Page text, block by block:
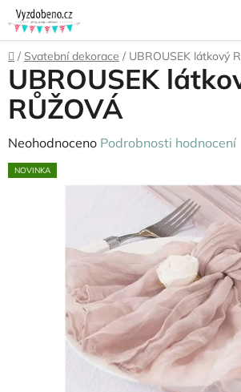
Přejít
na
obsah
Domů
/ Svatební dekorace / UBROUSEK látkový
UBROUSEK
RŮŽOVÁ
Průměrné
hodnocení
hvězdiček.
Neohodnoceno Podrobnosti hodnocení
NOVINKA